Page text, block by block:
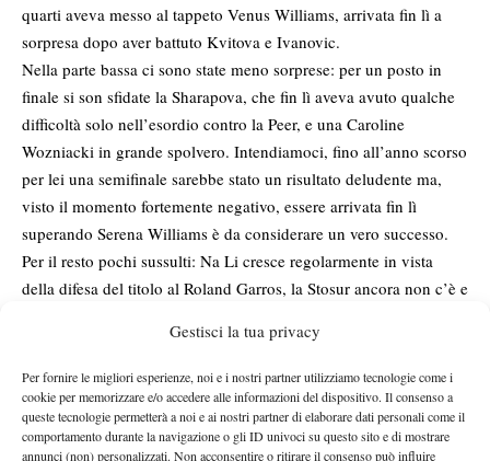
Gestisci la tua privacy
Per fornire le migliori esperienze, noi e i nostri partner utilizziamo tecnologie come i
cookie per memorizzare e/o accedere alle informazioni del dispositivo. Il consenso a
queste tecnologie permetterà a noi e ai nostri partner di elaborare dati personali come il
comportamento durante la navigazione o gli ID univoci su questo sito e di mostrare
annunci (non) personalizzati. Non acconsentire o ritirare il consenso può influire
quarti aveva messo al tappeto Venus Williams, arrivata fin lì a
sorpresa dopo aver battuto Kvitova e Ivanovic.
Nella parte bassa ci sono state meno sorprese: per un posto in
finale si son sfidate la Sharapova, che fin lì aveva avuto qualche
difficoltà solo nell’esordio contro la Peer, e una Caroline
Wozniacki in grande spolvero. Intendiamoci, fino all’anno scorso
per lei una semifinale sarebbe stato un risultato deludente ma,
visto il momento fortemente negativo, essere arrivata fin lì
superando Serena Williams è da considerare un vero successo.
Per il resto pochi sussulti: Na Li cresce regolarmente in vista
della difesa del titolo al Roland Garros, la Stosur ancora non c’è e
giro deludono uscendo presto. La migliore è stata la Stephens,
arrivata al terzo turno battendo la Errani.
A proposito di azzurre, purtroppo non è stata una buona
settimana: Francesca Schiavone ha ceduto subito alla Pervak,
mentre la Pennetta dopo aver superato la Dominguez Lino si è